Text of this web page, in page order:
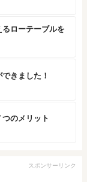
ローテーブルを
きました！
のメリット
スポンサーリンク